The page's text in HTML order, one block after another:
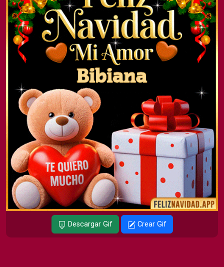
Descargar Gif Crear Gif